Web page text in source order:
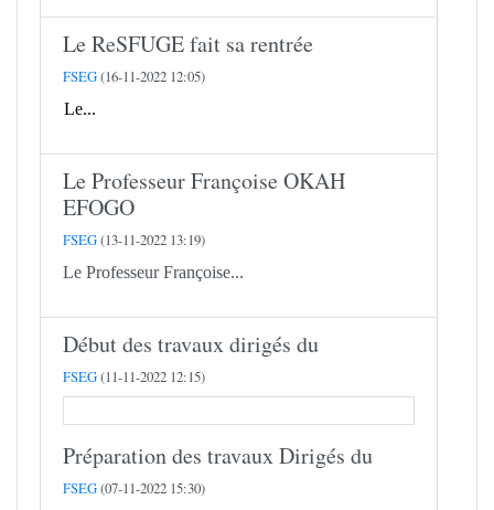
Le ReSFUGE fait sa rentrée
FSEG(16-11-2022 12:05)
Le...
Le Professeur Françoise OKAH
EFOGO
FSEG(13-11-2022 13:19)
Le Professeur Françoise...
Début des travaux dirigés du
FSEG(11-11-2022 12:15)
Préparation des travaux Dirigés du
FSEG(07-11-2022 15:30)